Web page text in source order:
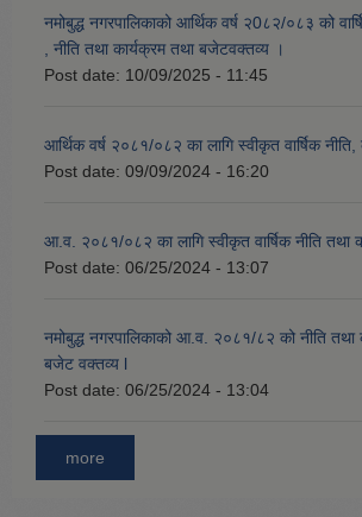
नमोबुद्ध नगरपालिकाको आर्थिक वर्ष २0८२/०८३ को
, नीति तथा कार्यक्रम तथा बजेटवक्तव्य ।
Post date: 10/09/2025 - 11:45
आर्थिक वर्ष २०८१/०८२ का लागि स्वीकृत वार्षिक
Post date: 09/09/2024 - 16:20
आ.व. २०८१/०८२ का लागि स्वीकृत वार्षिक नीति तथा
Post date: 06/25/2024 - 13:07
नमोबुद्ध नगरपालिकाको आ‍.व. २०८१/८२ को नीति तथा
बजेट वक्तव्य l
Post date: 06/25/2024 - 13:04
more